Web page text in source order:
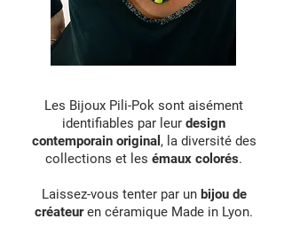
Les Bijoux Pili-Pok sont aisément
identifiables par leur design
contemporain original , la diversité des
collections et les émaux colorés.
Laissez-vous tenter par un bijou de
créateuren céramique Made in Lyon.